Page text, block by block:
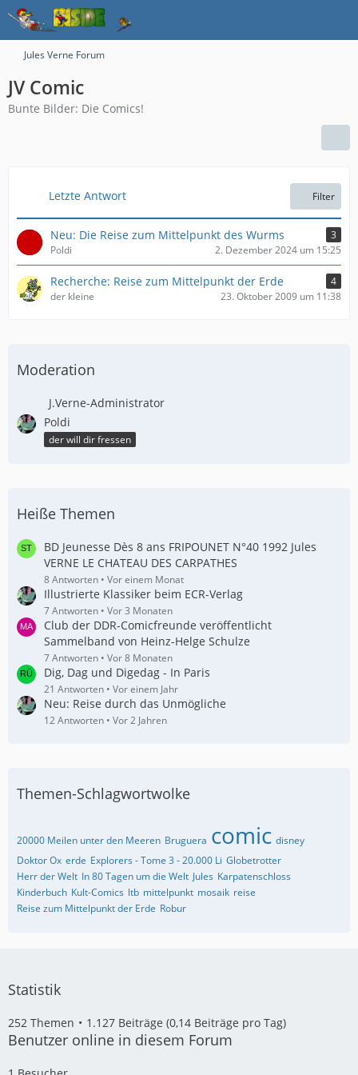
Jules Verne Forum
JV Comic
Bunte Bilder: Die Comics!
Letzte Antwort Filter
Neu: Die Reise zum Mittelpunkt des Wurms
3
Poldi
2. Dezember 2024 um 15:25
Recherche: Reise zum Mittelpunkt der Erde
4
der kleine
23. Oktober 2009 um 11:38
Moderation
J.Verne-Administrator
Poldi
der will dir fressen
Heiße Themen
BD Jeunesse Dès 8 ans FRIPOUNET N°40 1992 Jules
VERNE LE CHATEAU DES CARPATHES
8 Antworten Vor einem Monat
Illustrierte Klassiker beim ECR-Verlag
7 Antworten Vor 3 Monaten
Club der DDR-Comicfreunde veröffentlicht
Sammelband von Heinz-Helge Schulze
7 Antworten Vor 8 Monaten
Dig, Dag und Digedag - In Paris
21 Antworten Vor einem Jahr
Neu: Reise durch das Unmögliche
12 Antworten Vor 2 Jahren
Themen-Schlagwortwolke
20000 Meilen unter den Meeren Bruguera comic disney
Doktor Ox erde Explorers - Tome 3 - 20.000 Li Globetrotter
Herr der Welt In 80 Tagen um die Welt Jules Karpatenschloss
Kinderbuch Kult-Comics ltb mittelpunkt mosaik reise
Reise zum Mittelpunkt der Erde Robur
Statistik
252 Themen 1.127 Beiträge (0,14 Beiträge pro Tag)
Benutzer online in diesem Forum